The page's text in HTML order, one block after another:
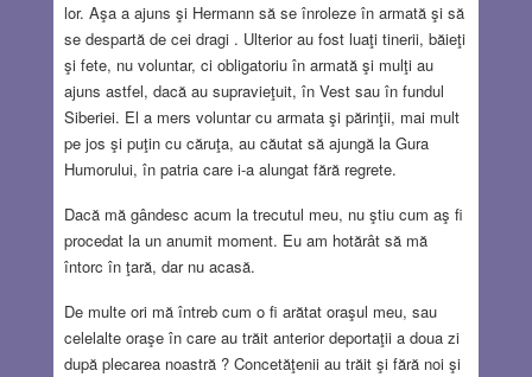
lor. Aşa a ajuns şi Hermann să se înroleze în armată şi să
se despartă de cei dragi . Ulterior au fost luaţi tinerii, băieţi
şi fete, nu voluntar, ci obligatoriu în armată şi mulţi au
ajuns astfel, dacă au supravieţuit, în Vest sau în fundul
Siberiei. El a mers voluntar cu armata şi părinţii, mai mult
pe jos şi puţin cu căruţa, au căutat să ajungă la Gura
Humorului, în patria care i-a alungat fără regrete.
Dacă mă gândesc acum la trecutul meu, nu ştiu cum aş fi
procedat la un anumit moment. Eu am hotărât să mă
întorc în ţară, dar nu acasă.
De multe ori mă întreb cum o fi arătat oraşul meu, sau
celelalte oraşe în care au trăit anterior deportaţii a doua zi
după plecarea noastră ? Concetăţenii au trăit şi fără noi şi